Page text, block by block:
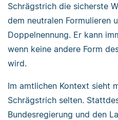
Schrägstrich die sicherste
dem neutralen Formulieren
Doppelnennung. Er kann
wenn keine andere Form
wird.
Im amtlichen Kontext sieht
Schrägstrich selten.
Bundesregierung und den